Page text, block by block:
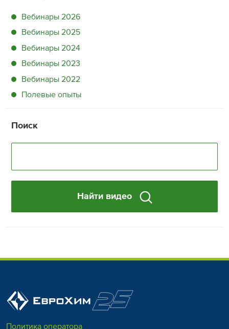
Вебинары 2026
Вебинары 2025
Вебинары 2024
Вебинары 2023
Вебинары 2022
Полевые опыты
Поиск
Найти видео
Политика оператора